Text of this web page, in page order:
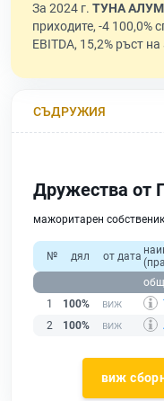
За 2024 г. ТУНА
приходите, -4 100,0%
EBITDA, 15,2% ръст
СЪДРУЖИЯ
Дружества от
мажоритарен
№ дял от дата
1
100%
2
100%
виж